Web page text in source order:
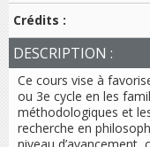
Crédits :
DESCRIPTION :
Ce cours vise à
ou 3e cycle en les
méthodologiques et
recherche en